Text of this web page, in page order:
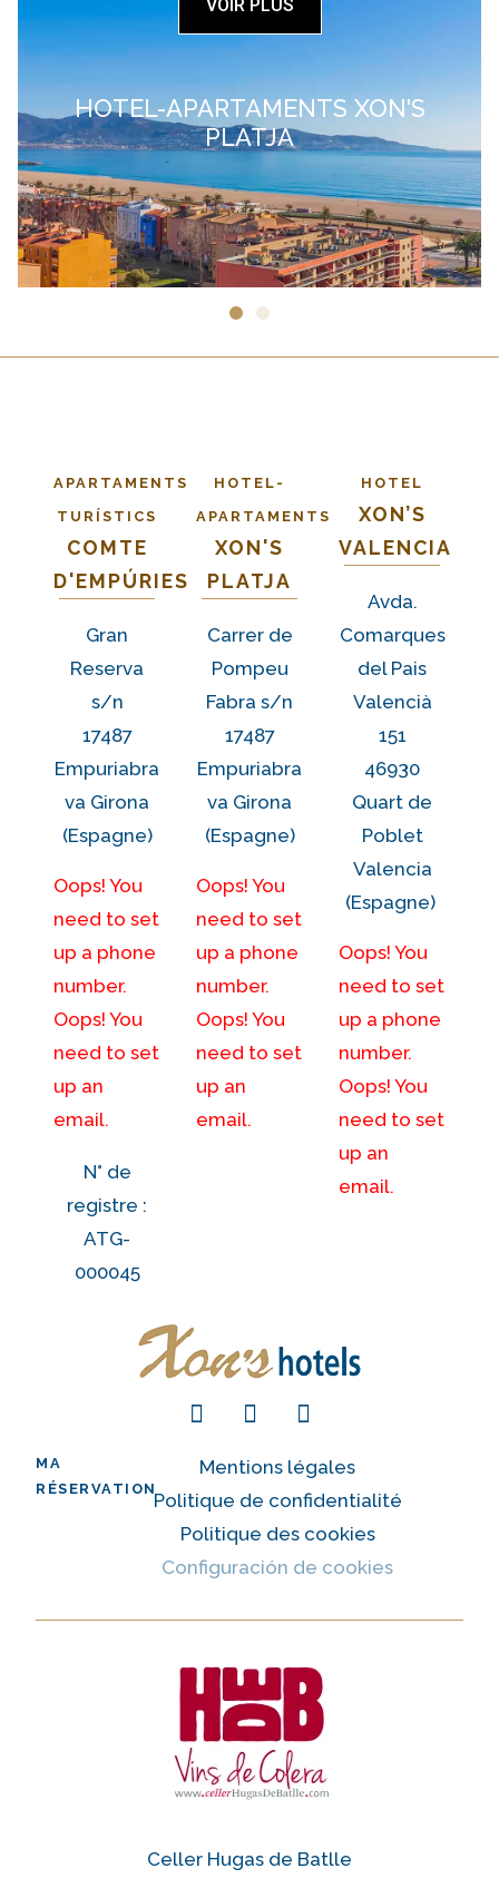
APARTAMENTS TURÍSTICS
D’EMPÚRIES
APARTAMENTS
TURÍSTICS
COMTE
D'EMPÚRIES
Gran
Reserva
s/n
17487
Empuriabra
va Girona
(Espagne)
Oops! You
need to set
up a phone
number.
Oops! You
need to set
up an
email.
N° de
registre :
ATG-
000045
HOTEL-
APARTAMENTS
XON'S
PLATJA
Carrer de
Pompeu
Fabra s/n
17487
Empuriabra
va Girona
(Espagne)
Oops! You
need to set
up a phone
number.
Oops! You
need to set
up an
email.
HOTEL
XON’S
VALENCIA
Avda.
Comarques
del Pais
Valencià
151
46930
Quart de
Poblet
Valencia
(Espagne)
Oops! You
need to set
up a phone
number.
Oops! You
need to set
up an
email.
MA
RÉSERVATION
Mentions légales
Politique de confidentialité
Politique des cookies
Configuración de cookies
Celler Hugas de Batlle